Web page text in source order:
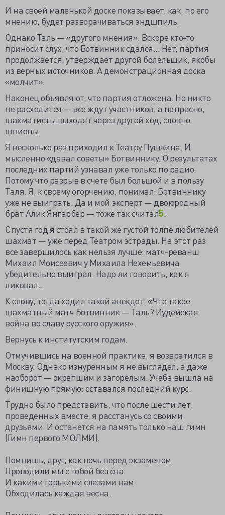
И на своей маленькой доске показывает, как, по его
мнению, будет разворачиваться эндшпиль.
Однако Таль — «другого мнения». Вскоре кто-то
приносит слух, что Ботвинник сдался... Нет, партия
продолжается, утверждает другой болельщик, якобы
из верных источников. А демонстрационная доска
«молчит».
Наконец объявляют, что партия отложена. Но никто
не расходится — все ждут участников, а напрасно,
шахматисты выходят через другой ход, словно
шпионы.
Я несколько раз приходил к Театру Пушкина. И
мысленно «давал советы» Ботвиннику. О результатах
последних партий узнавал уже только по радио.
Потому что разрыв в счете был большой и в пользу
Таля. Я, к своему огорчению, понимал: Ботвиннику
уже не выиграть. Да и мой эксперт — двоюродный
брат Алик Янгарбер — тоже так считал5
Спустя год я стоял в такой же густой толпе любителей
шахмат — уже перед Театром эстрады. На этот раз
все завершилось как нельзя лучше: матч-реванш
Михаил Моисеевич у Михаила Нехемьевича
убедительно выиграл. Надо ли говорить, как я
ликовал...
К слову, тогда ходил такой анекдот: «Что такое
шахматный матч Ботвинник — Таль? Иудейская
война во славу русского оружия».
Вернусь к институтским годам.
Отмучившись на военной практике, я возвратился в
Москву. Однако изнуренным я не выглядел, а даже
наоборот — окрепшим и загорелым. Учеба вышла на
финишную прямую: оставался последний курс.
Трудно было представить, что после шести лет,
проведенных вместе, я расстанусь со своими
друзьями. И останется на память только наш гимн
(Гимн первого МОЛМИ).
Помнишь, друг, как ночь перед экзаменом
Проводили мы с тобой без сна
И какими горькими слезами нам
Обходилась каждая весна.